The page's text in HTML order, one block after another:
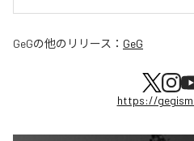
GeGの他のリリース： GeG
https://